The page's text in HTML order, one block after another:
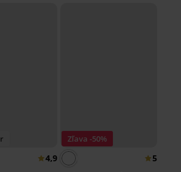
4,9
Zľava -50%
5